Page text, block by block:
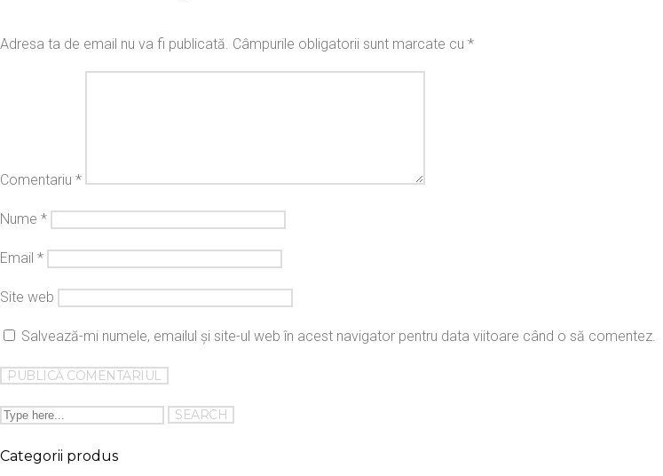
Adresa ta de email nu va fi publicată. Câmpurile obligatorii sunt marcate cu *
Comentariu *
Nume *
Email *
Site web
Salvează-mi numele, emailul și site-ul web în acest navigator pentru data viitoare când o să comentez.
Categorii produs